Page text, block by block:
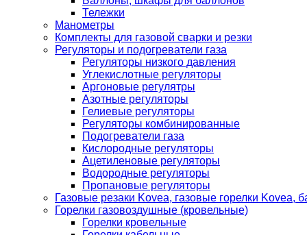
Тележки
Манометры
Комплекты для газовой сварки и резки
Регуляторы и подогреватели газа
Регуляторы низкого давления
Углекислотные регуляторы
Аргоновые регулятры
Азотные регуляторы
Гелиевые регуляторы
Регуляторы комбинированные
Подогреватели газа
Кислородные регуляторы
Ацетиленовые регуляторы
Водородные регуляторы
Пропановые регуляторы
Газовые резаки Kovea, газовые горелки Kovea,
Горелки газовоздушные (кровельные)
Горелки кровельные